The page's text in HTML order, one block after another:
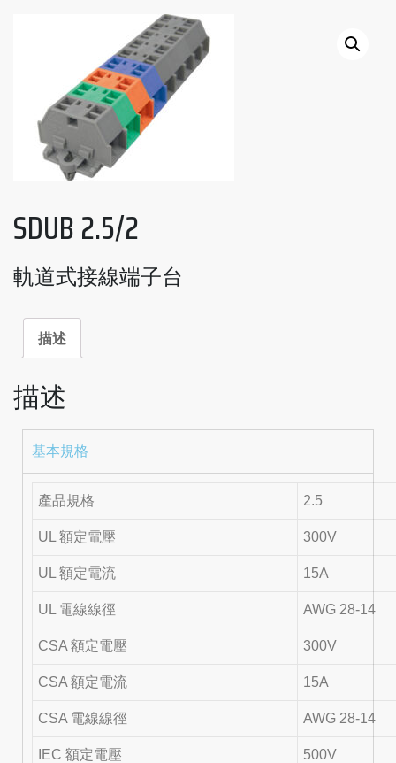
SDUB 2.5/2
軌道式接線端子台
描述
描述
基本規格
產品規格 2.5
UL 額定電壓 300V
UL 額定電流 15A
UL 電線線徑 AWG 28-14
CSA 額定電壓 300V
CSA 額定電流 15A
CSA 電線線徑 AWG 28-14
IEC 額定電壓 500V